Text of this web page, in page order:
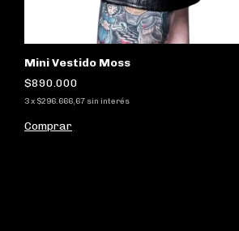
Mini Vestido Moss
$890.000
3x $296.666,67 sin interés
Comprar